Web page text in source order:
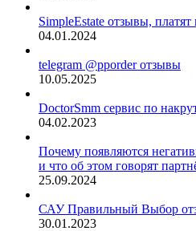
SimpleEstate отзывы, платят
04.01.2024
telegram @pporder отзывы
10.05.2025
DoctorSmm сервис по
04.02.2023
Почему появляются
и что об этом говорят
25.09.2024
САУ Правильный Выбор
30.01.2023